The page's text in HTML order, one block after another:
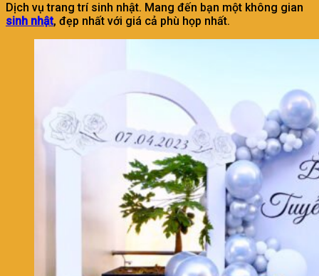
Dịch vụ trang trí sinh nhật. Mang đến bạn một không gian
sinh nhật, đẹp nhất với giá cả phù họp nhất.